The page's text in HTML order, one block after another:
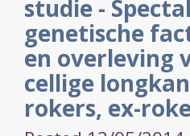
studie -
genetische
en overleving
cellige
rokers, ex-